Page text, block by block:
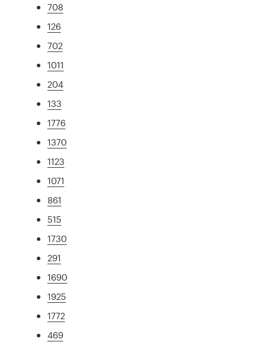
708
126
702
1011
204
133
1776
1370
1123
1071
861
515
1730
291
1690
1925
1772
469